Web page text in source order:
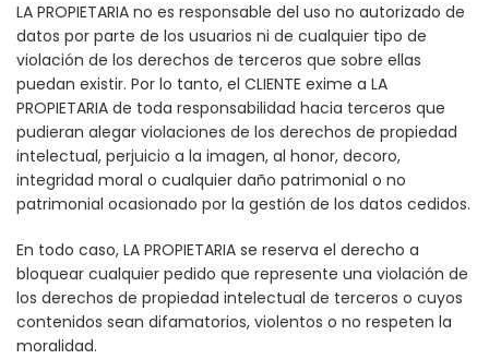
LA PROPIETARIA no es responsable del uso no autorizado de
datos por parte de los usuarios ni de cualquier tipo de
violación de los derechos de terceros que sobre ellas
puedan existir. Por lo tanto, el CLIENTE exime a LA
PROPIETARIA de toda responsabilidad hacia terceros que
pudieran alegar violaciones de los derechos de propiedad
intelectual, perjuicio a la imagen, al honor, decoro,
integridad moral o cualquier daño patrimonial o no
patrimonial ocasionado por la gestión de los datos cedidos.
En todo caso, LA PROPIETARIA se reserva el derecho a
bloquear cualquier pedido que represente una violación de
los derechos de propiedad intelectual de terceros o cuyos
contenidos sean difamatorios, violentos o no respeten la
moralidad.